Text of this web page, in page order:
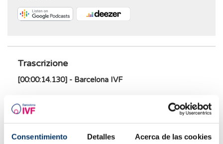
Consentimiento Detalles Acerca de las cookies
Trascrizione
[00:00:14.130] - Barcelona IVF
[00:00:14.130] - Samanta (Barcelona IVF)
Buongiorno a tutti, ben ritrovati ad un'altra puntata del